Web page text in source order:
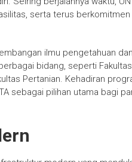
serta terus berkomitmen
ilmu pengetahuan
bidang, seperti
Pertanian. Kehadiran
sebagai pilihan utama bagi